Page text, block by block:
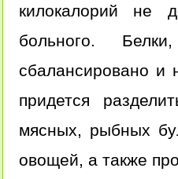
килокалорий не
больного.
сбалансировано и
придется
мясных, рыбных
овощей, а также